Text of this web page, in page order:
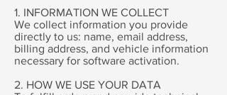
1. INFORMATION WE COLLECT
We collect information you provide
directly to us: name, email address,
billing address, and vehicle information
necessary for software activation.
2. HOW WE USE YOUR DATA